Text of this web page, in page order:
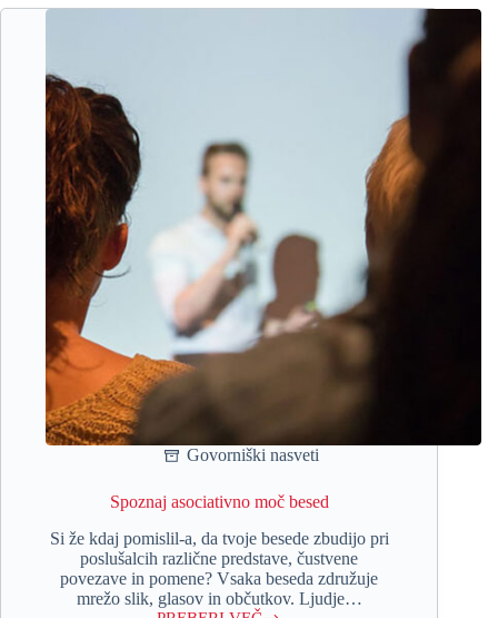
odvrnila
Govorniški nasveti
Spoznaj asociativno moč besed
Si že kdaj pomislil-a, da tvoje besede zbudijo pri
poslušalcih različne predstave, čustvene
povezave in pomene? Vsaka beseda združuje
mrežo slik, glasov in občutkov. Ljudje…